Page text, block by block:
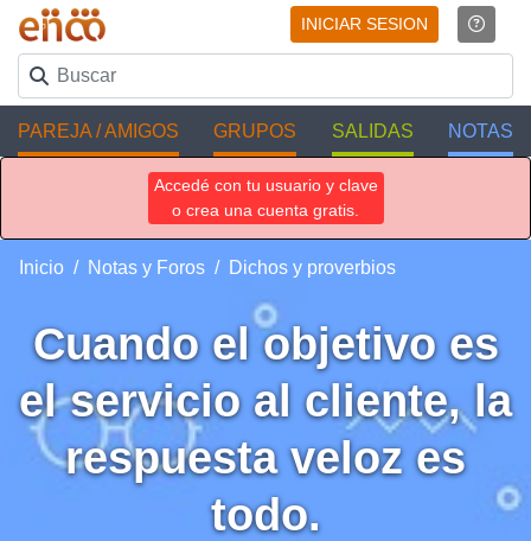
INICIAR SESION
PAREJA / AMIGOS GRUPOS SALIDAS NOTAS
Accedé con tu usuario y clave
o crea una cuenta gratis.
Inicio Notas y Foros Dichos y proverbios
Cuando el objetivo es
el servicio al cliente, la
respuesta veloz es
todo.